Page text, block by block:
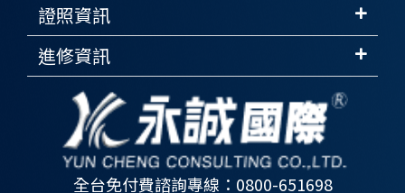
全台免付費諮詢專線：0800-651698
證照資訊
進修資訊